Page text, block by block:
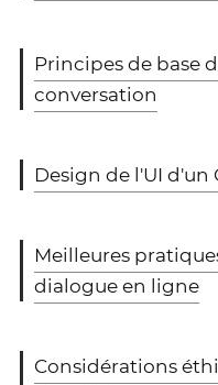
Principes de base
conversation
Design de l'UI d'un
Meilleures
dialogue en ligne
Considérations